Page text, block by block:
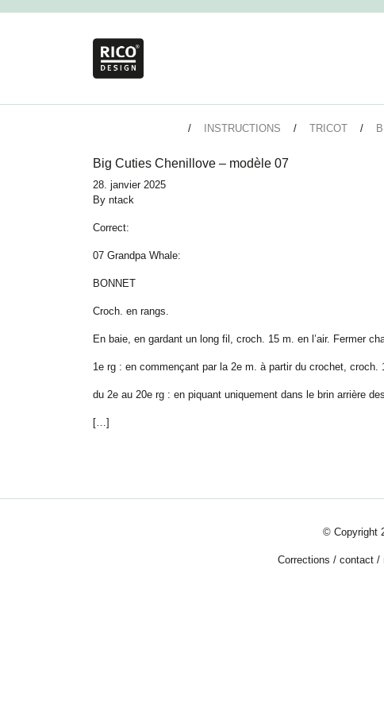
INSTRUCTIONS TRICOT
Big Cuties Chenillove – modèle 07
28. janvier 2025
By ntack
Correct:
07 Grandpa Whale:
BONNET
Croch. en rangs.
En baie, en gardant un long fil, croch. 15 m. en l’air. Fermer
1e rg : en commençant par la 2e m. à partir du crochet, croch.
du 2e au 20e rg : en piquant uniquement dans le brin arrière
[…]
© Copyright
Corrections / contact/